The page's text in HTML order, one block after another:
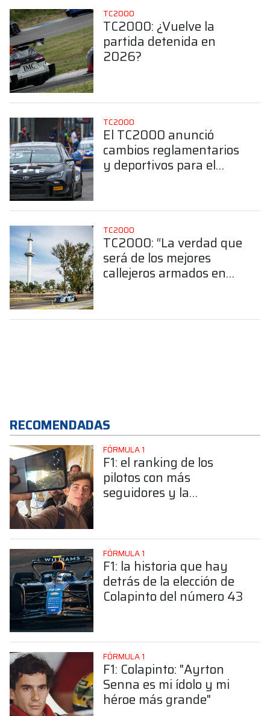
TC2000
TC2000: ¿Vuelve la
partida detenida en
2026?
TC2000
El TC2000 anunció
cambios reglamentarios
y deportivos para el
TC2000
TC2000: “La verdad que
será de los mejores
callejeros armados en
RECOMENDADAS
FÓRMULA 1
F1: el ranking de los
pilotos con más
seguidores y la
FÓRMULA 1
F1: la historia que hay
detrás de la elección de
Colapinto del número 43
FÓRMULA 1
F1: Colapinto: "Ayrton
Senna es mi ídolo y mi
héroe más grande"